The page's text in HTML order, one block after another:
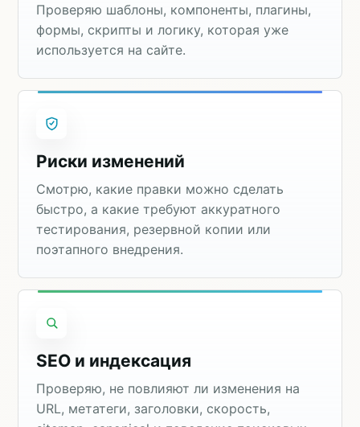
Проверяю шаблоны, компоненты, плагины,
формы, скрипты и логику, которая уже
используется на сайте.
Риски изменений
Смотрю, какие правки можно сделать
быстро, а какие требуют аккуратного
тестирования, резервной копии или
поэтапного внедрения.
SEO и индексация
Проверяю, не повлияют ли изменения на
URL, метатеги, заголовки, скорость,